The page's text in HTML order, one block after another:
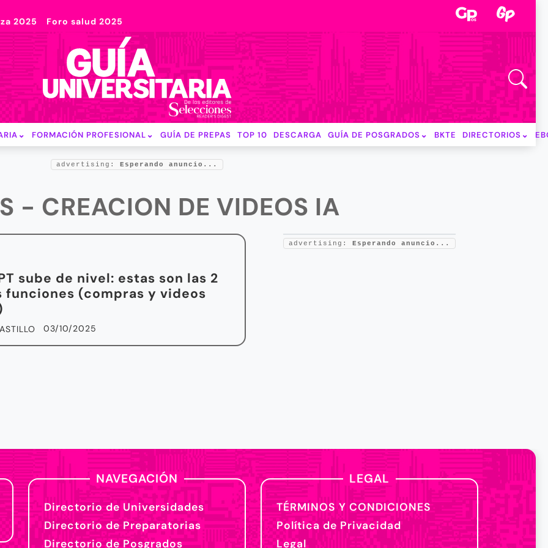
2025 Foro salud 2025
FORMACIÓN PROFESIONAL GUÍA DE PREPAS TOP 10 DESCARGA GUÍA DE POSGRADOS BKTE DIRECTORIOS
advertising: Esperando anuncio...
- CREACION DE VIDEOS IA
sube de nivel: estas son las 2
funciones (compras y videos
03/10/2025
advertising: Esperando anuncio...
NAVEGACIÓN
Directorio de Universidades
Directorio de Preparatorias
Directorio de Posgrados
LEGAL
TÉRMINOS Y CONDICIONES
Política de Privacidad
Legal